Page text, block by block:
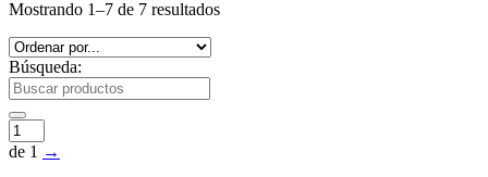
Mostrando 1–7 de 7 resultados
Búsqueda:
de 1 →